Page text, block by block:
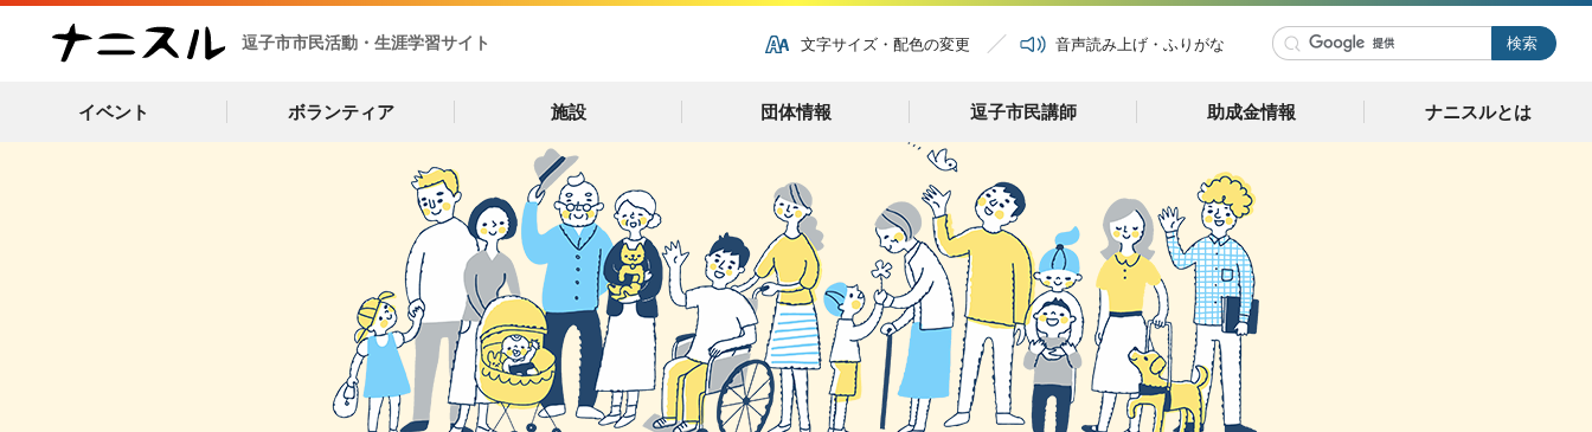
逗子市市民活動・生涯学習サイト 文字サイズ・配色の変更 音声読み上げ・ふりがな
イベント ボランティア 施設 団体情報 逗子市民講師 助成金情報 ナニスルとは